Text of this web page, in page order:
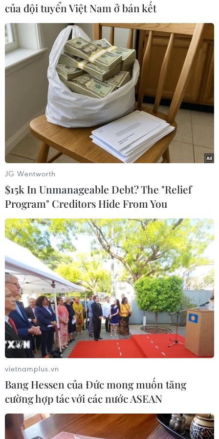
Cần Thơ: Chuyển mình mạnh mẽ với
chuỗi sản phẩm xanh, đậm bản sắc
sông nước
08/08/2026 03:54
Nghệ An: OCOP đã có thương hiệu,
vì sao nông sản vẫn lo đầu ra?
08/08/2026 03:28
Việt Nam khẳng định vị thế tại triển
lãm thương mại quốc tế của Ấn Độ
07/08/2026 23:08
Bổ sung một số chức danh có thẩm
quyền xử phạt vi phạm hành chính
từ ngày 26/9
07/08/2026 23:00
Xây dựng và phát triển Việt Nam trở
thành quốc gia biển mạnh
07/08/2026 22:30
Khai mạc Lễ hội Việt Nam - Hàn
Quốc 2026 rực rỡ sắc màu văn hóa
07/08/2026 15:03
của đội tuyển Việt Nam ở bán kết
JG Wentworth
$15k In Unmanageable Debt? The "Relief
Program" Creditors Hide From You
vietnamplus.vn
Bang Hessen của Đức mong muốn tăng
cường hợp tác với các nước ASEAN